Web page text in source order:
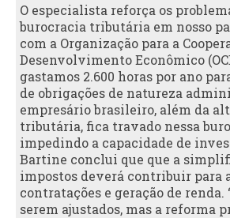
O especialista reforça os
burocracia tributária em nosso
com a Organização para a
Desenvolvimento Econômico
gastamos 2.600 horas por ano
de obrigações de natureza
empresário brasileiro, além da
tributária, fica travado nessa
impedindo a capacidade de
Bartine conclui que que a
impostos deverá contribuir para
contratações e geração de renda.
serem ajustados, mas a reforma